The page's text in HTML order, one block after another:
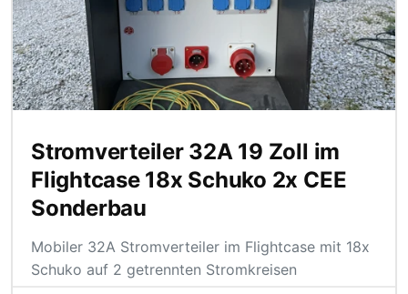
Stromverteiler 32A 19 Zoll im
Flightcase 18x Schuko 2x CEE
Sonderbau
Mobiler 32A Stromverteiler im Flightcase mit 18x
Schuko auf 2 getrennten Stromkreisen